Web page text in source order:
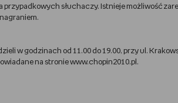
słuchaczy. Istnieje możliwość
w godzinach od 11.00 do 19.00, przy ul.
na stronie www.chopin2010.pl.